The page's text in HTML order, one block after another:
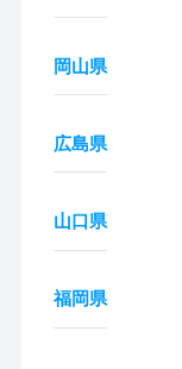
岡山県
広島県
山口県
福岡県